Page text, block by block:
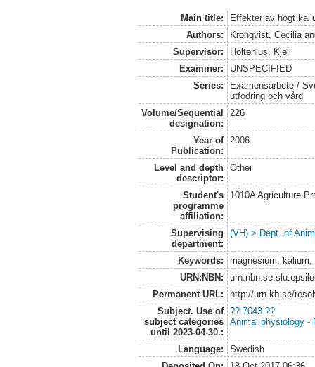
Main title:
Effekter av högt
Authors:
Kronqvist, Cecilia
Supervisor:
Holtenius, Kjell
Examiner:
UNSPECIFIED
Series:
Examensarbete /
utfodring och vård
Volume/Sequential
designation:
226
Year of
Publication:
2006
Level and depth
descriptor:
Other
Student's
programme
affiliation:
1010A Agriculture
Supervising
department:
(VH) > Dept. of
Keywords:
magnesium, kalium,
URN:NBN:
Permanent URL:
http://urn.kb.se/
Subject. Use of
subject categories
until 2023-04-30.:
?? 7043 ??
Animal physiology -
Language:
Swedish